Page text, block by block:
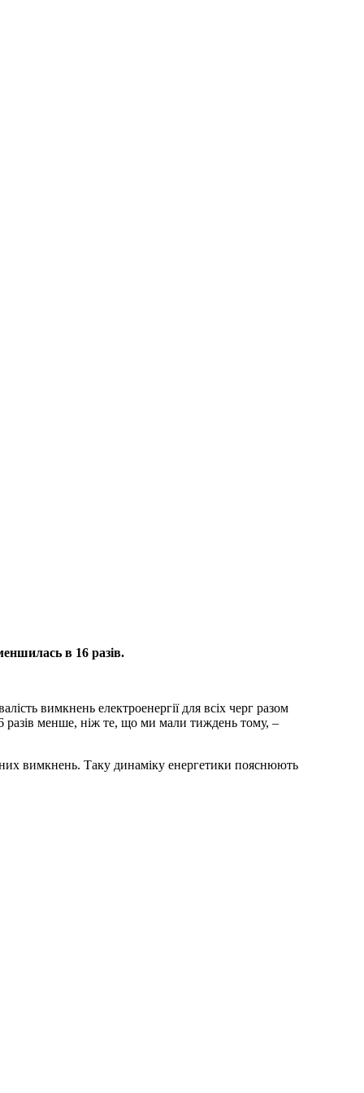
в 16 разів.
вимкнень електроенергії для всіх черг разом
разів менше, ніж те, що ми мали тиждень тому, –
вимкнень. Таку динаміку енергетики пояснюють